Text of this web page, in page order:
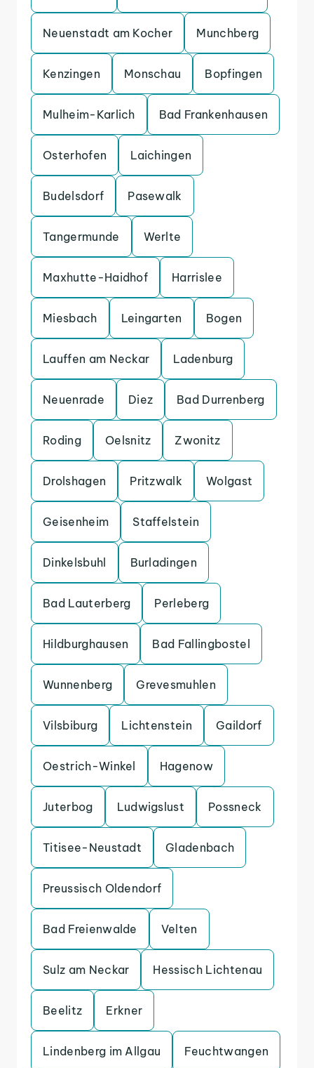
Neuenstadt am Kocher Munchberg
Kenzingen Monschau Bopfingen
Mulheim-Karlich Bad Frankenhausen
Osterhofen Laichingen
Budelsdorf Pasewalk
Tangermunde Werlte
Maxhutte-Haidhof Harrislee
Miesbach Leingarten Bogen
Lauffen am Neckar Ladenburg
Neuenrade Diez Bad Durrenberg
Roding Oelsnitz Zwonitz
Drolshagen Pritzwalk Wolgast
Geisenheim Staffelstein
Dinkelsbuhl Burladingen
Bad Lauterberg Perleberg
Hildburghausen Bad Fallingbostel
Wunnenberg Grevesmuhlen
Vilsbiburg Lichtenstein Gaildorf
Oestrich-Winkel Hagenow
Juterbog Ludwigslust Possneck
Titisee-Neustadt Gladenbach
Preussisch Oldendorf
Bad Freienwalde Velten
Sulz am Neckar Hessisch Lichtenau
Beelitz Erkner
Lindenberg im Allgau Feuchtwangen